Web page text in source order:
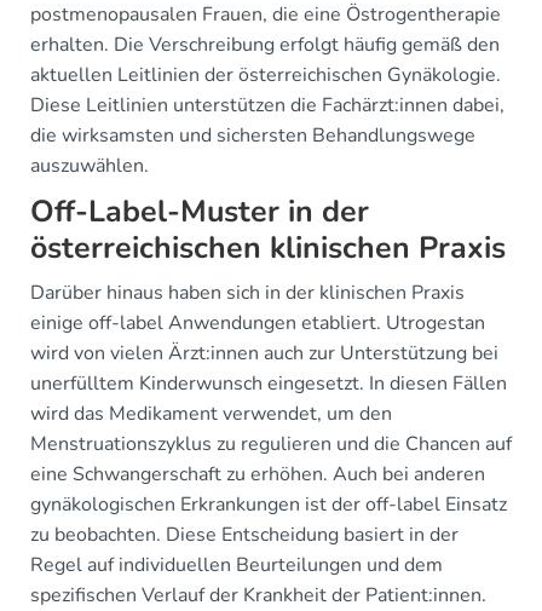
postmenopausalen Frauen, die eine Östrogentherapie
erhalten. Die Verschreibung erfolgt häufig gemäß den
aktuellen Leitlinien der österreichischen Gynäkologie.
Diese Leitlinien unterstützen die Fachärzt:innen dabei,
die wirksamsten und sichersten Behandlungswege
auszuwählen.
Off-Label-Muster in der
österreichischen klinischen Praxis
Darüber hinaus haben sich in der klinischen Praxis
einige off-label Anwendungen etabliert. Utrogestan
wird von vielen Ärzt:innen auch zur Unterstützung bei
unerfülltem Kinderwunsch eingesetzt. In diesen Fällen
wird das Medikament verwendet, um den
Menstruationszyklus zu regulieren und die Chancen auf
eine Schwangerschaft zu erhöhen. Auch bei anderen
gynäkologischen Erkrankungen ist der off-label Einsatz
zu beobachten. Diese Entscheidung basiert in der
Regel auf individuellen Beurteilungen und dem
spezifischen Verlauf der Krankheit der Patient:innen.